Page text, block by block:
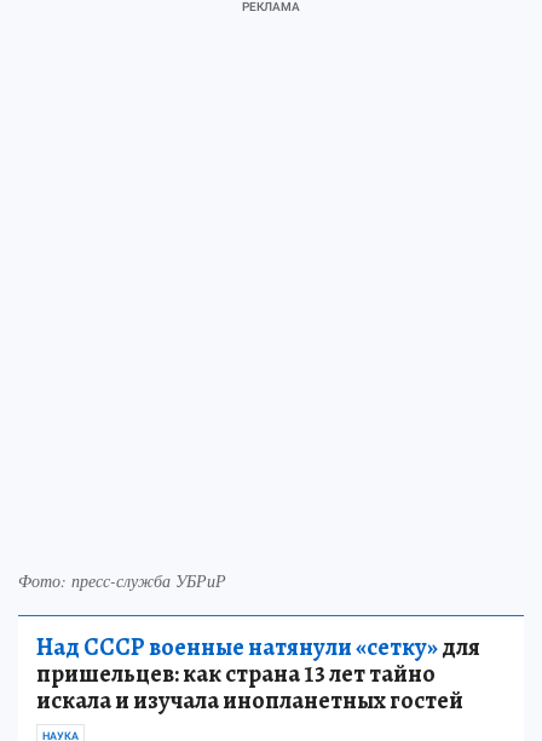
Фото: пресс-служба УБРиР
Над СССР военные натянули «сетку»для
пришельцев: как страна 13 лет тайно
искала и изучала инопланетных гостей
НАУКА